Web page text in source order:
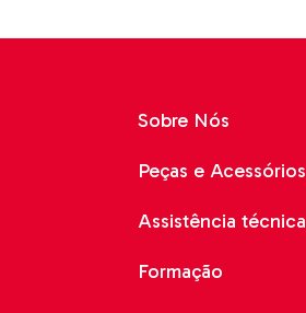
Sobre Nós
Peças e Acessórios
Assistência técnica
Formação